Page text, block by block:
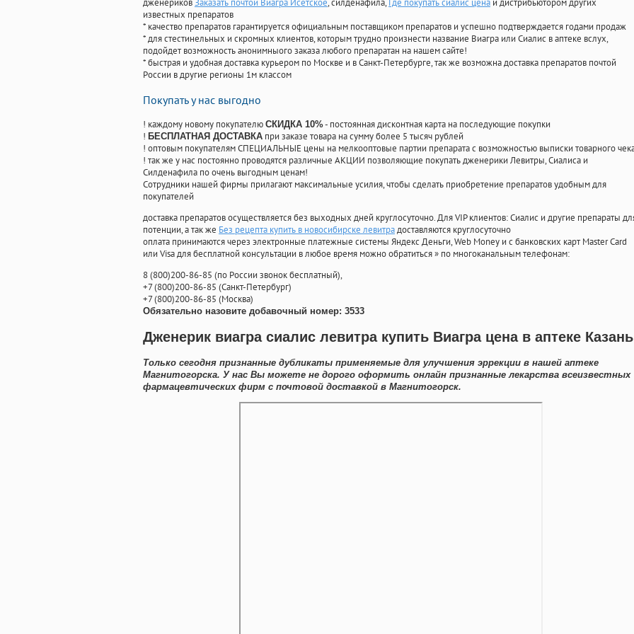
дженериковЗаказать почтой Виагра Исетское, силденафила, Где покупать сиалис цена и дистрибьютором других
известных препаратов
* качество препаратов гарантируется официальным поставщиком препаратов и успешно подтверждается годами продаж
* для стестинельных и скромных клиентов, которым трудно произнести название Виагра или Сиалис в аптеке вслух,
подойдет возможность анонимныого заказа любого препаратан на нашем сайте!
* быстрая и удобная доставка курьером по Москве и в Санкт-Петербурге, так же возможна доставка препаратов почтой
России в другие регионы 1м классом
Покупать у нас выгодно
! каждому новому покупателю СКИДКА 10%- постоянная дисконтная карта на последующие покупки
! БЕСПЛАТНАЯ ДОСТАВКА при заказе товара на сумму более 5 тысяч рублей
! оптовым покупателям СПЕЦИАЛЬНЫЕ цены на мелкооптовые партии препарата с возможностью выписки товарного
! так же у нас постоянно проводятся различные АКЦИИ позволяющие покупать дженерики Левитры, Сиалиса и
Силденафила по очень выгодным ценам!
Cотрудники нашей фирмы прилагают максимальные усилия, чтобы сделать приобретение препаратов удобным для
покупателей
доставка препаратов осуществляется без выходных дней круглосуточно. Для VIP клиентов: Сиалис и другие препараты
потенции, а так же Без рецепта купить в новосибирске левитрадоставляются круглосуточно
оплата принимаются через электронные платежные системы Яндекс Деньги, Web Money и с банковских карт Master Card
или Visa для бесплатной консультации в любое время можно обратиться» по многоканальным телефонам:
8(800)200-86-85 (по России звонок бесплатный),
+7(800)200-86-85 (Санкт-Петербург)
+7(800)200-86-85 (Москва)
Обязательно назовите добавочный номер: 3533
Дженерик виагра сиалис левитра купить Виагра цена в аптеке Казань
Только сегодня признанные дубликаты применяемые для улучшения эррекции в нашей аптеке
Магнитогорска. У нас Вы можете не дорого оформить онлайн признанные лекарства всеизвестных
фармацевтических фирм с почтовой доставкой в Магнитогорск.